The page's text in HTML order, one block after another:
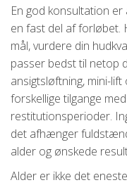
En god konsultation
en fast del af forløbet.
mål, vurdere din
passer bedst til netop
ansigtsløftning, mini-
forskellige tilgange
restitutionsperioder.
det afhænger
alder og ønskede
Alder er ikke det